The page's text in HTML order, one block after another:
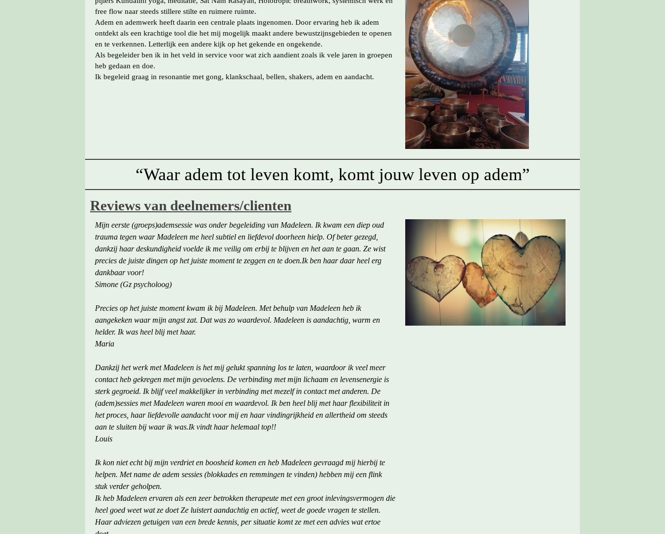
free flow naar steeds stillere stilte en ruimere ruimte.
Adem en ademwerk heeft daarin een centrale plaats ingenomen. Door ervaring heb ik adem
ontdekt als een krachtige tool die het mij mogelijk maakt andere bewustzijnsgebieden te openen
en te verkennen. Letterlijk een andere kijk op het gekende en ongekende.
Als begeleider ben ik in het veld in service voor wat zich aandient zoals ik vele jaren in groepen
heb gedaan en doe.
Ik begeleid graag in resonantie met gong, klankschaal, bellen, shakers, adem en aandacht.
“Waar adem tot leven komt, komt jouw leven op adem”
Reviews van deelnemers/clienten
Mijn eerste (groeps)ademsessie was onder begeleiding van Madeleen. Ik kwam een diep oud
trauma tegen waar Madeleen me heel subtiel en liefdevol doorheen hielp. Of beter gezegd,
dankzij haar deskundigheid voelde ik me veilig om erbij te blijven en het aan te gaan. Ze wist
precies de juiste dingen op het juiste moment te zeggen en te doen.Ik ben haar daar heel erg
dankbaar voor!
Simone (Gz psycholoog)
Precies op het juiste moment kwam ik bij Madeleen. Met behulp van Madeleen heb ik
aangekeken waar mijn angst zat. Dat was zo waardevol. Madeleen is aandachtig, warm en
helder. Ik was heel blij met haar.
Maria
Dankzij het werk met Madeleen is het mij gelukt spanning los te laten, waardoor ik veel meer
contact heb gekregen met mijn gevoelens. De verbinding met mijn lichaam en levensenergie is
sterk gegroeid. Ik blijf veel makkelijker in verbinding met mezelf in contact met anderen. De
(adem)sessies met Madeleen waren mooi en waardevol. Ik ben heel blij met haar flexibiliteit in
het proces, haar liefdevolle aandacht voor mij en haar vindingrijkheid en allertheid om steeds
aan te sluiten bij waar ik was.Ik vindt haar helemaal top!!
Louis
Ik kon niet echt bij mijn verdriet en boosheid komen en heb Madeleen gevraagd mij hierbij te
helpen. Met name de adem sessies (blokkades en remmingen te vinden) hebben mij een flink
stuk verder geholpen.
Ik heb Madeleen ervaren als een zeer betrokken therapeute met een groot inlevingsvermogen die
heel goed weet wat ze doet Ze luistert aandachtig en actief, weet de goede vragen te stellen.
Haar adviezen getuigen van een brede kennis, per situatie komt ze met een advies wat ertoe